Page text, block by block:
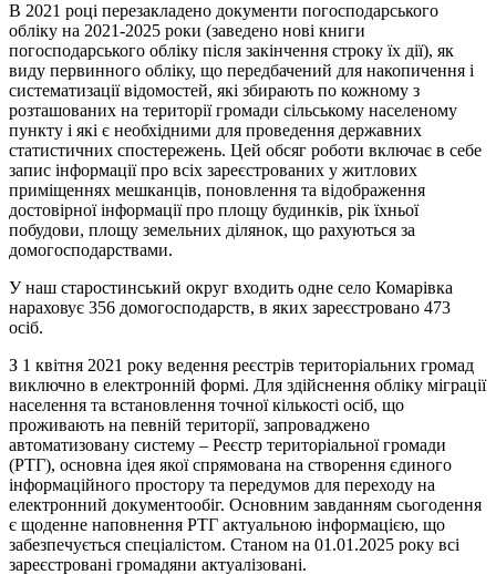
В 2021 році перезакладено документи погосподарського
обліку на 2021-2025 роки (заведено нові книги
погосподарського обліку після закінчення строку їх дії), як
виду первинного обліку, що передбачений для накопичення і
систематизації відомостей, які збирають по кожному з
розташованих на території громади сільському населеному
пункту і які є необхідними для проведення державних
статистичних спостережень. Цей обсяг роботи включає в себе
запис інформації про всіх зареєстрованих у житлових
приміщеннях мешканців, поновлення та відображення
достовірної інформації про площу будинків, рік їхньої
побудови, площу земельних ділянок, що рахуються за
домогосподарствами.
У наш старостинський округ входить одне село Комарівка
нараховує 356 домогосподарств, в яких зареєстровано 473
осіб.
З 1 квітня 2021 року ведення реєстрів територіальних громад
виключно в електронній формі. Для здійснення обліку міграції
населення та встановлення точної кількості осіб, що
проживають на певній території, запроваджено
автоматизовану систему – Реєстр територіальної громади
(РТГ), основна ідея якої спрямована на створення єдиного
інформаційного простору та передумов для переходу на
електронний документообіг. Основним завданням сьогодення
є щоденне наповнення РТГ актуальною інформацією, що
забезпечується спеціалістом. Станом на 01.01.2025 року всі
зареєстровані громадяни актуалізовані.